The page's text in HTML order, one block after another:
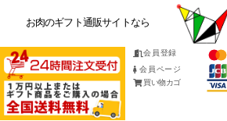
お肉のギフト通販サイトなら
会員登録
会員ページ
買い物カゴ